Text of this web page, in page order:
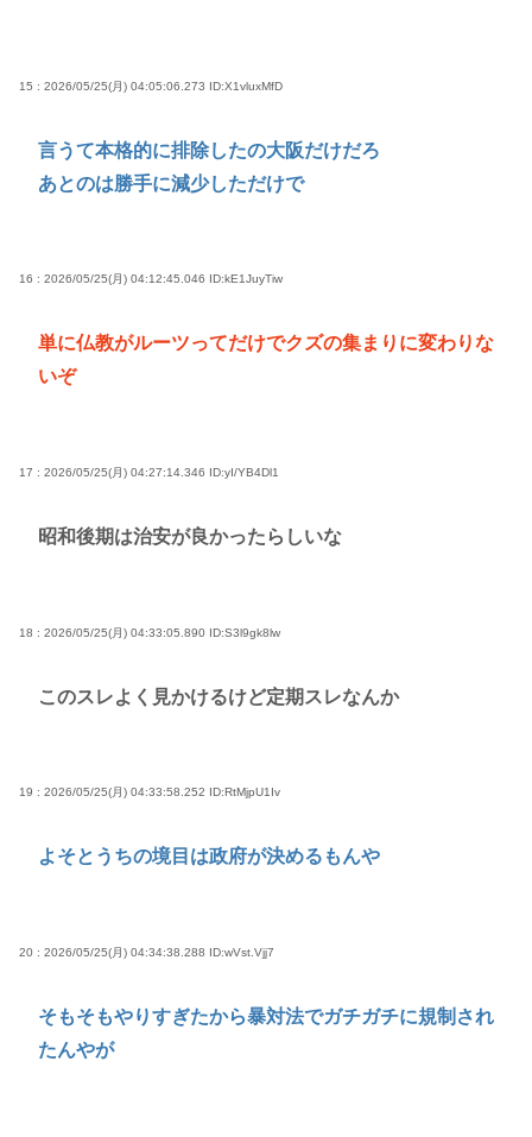
15 : 2026/05/25(月) 04:05:06.273 ID:X1vluxMfD
言うて本格的に排除したの大阪だけだろ
あとのは勝手に減少しただけで
16 : 2026/05/25(月) 04:12:45.046 ID:kE1JuyTiw
単に仏教がルーツってだけでクズの集まりに変わりな
いぞ
17 : 2026/05/25(月) 04:27:14.346 ID:yI/YB4Dl1
昭和後期は治安が良かったらしいな
18 : 2026/05/25(月) 04:33:05.890 ID:S3l9gk8lw
このスレよく見かけるけど定期スレなんか
19 : 2026/05/25(月) 04:33:58.252 ID:RtMjpU1Iv
よそとうちの境目は政府が決めるもんや
20 : 2026/05/25(月) 04:34:38.288 ID:wVst.Vjj7
そもそもやりすぎたから暴対法でガチガチに規制され
たんやが